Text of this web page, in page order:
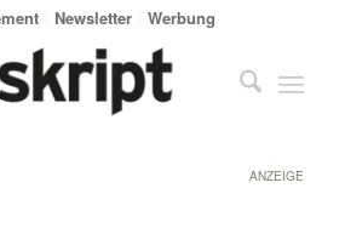
Newsletter Werbung
ANZEIGE